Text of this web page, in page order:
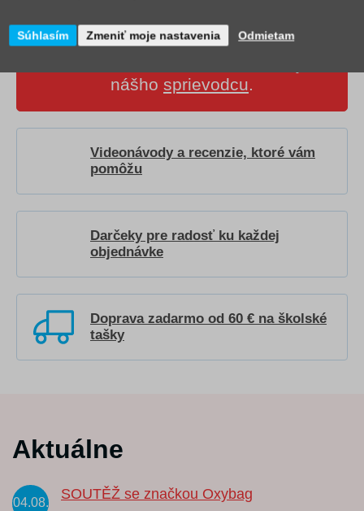
Ako správne vybrať
nášho sprievodcu.
Videonávody a recenzie, ktoré vám
pomôžu
Darčeky pre radosť ku každej
objednávke
Doprava zadarmo od 60 € na školské
tašky
Aktuálne
04.08.
SOUTĚŽ se značkou Oxybag
Súhlasím Zmeniť moje nastavenia Odmietam